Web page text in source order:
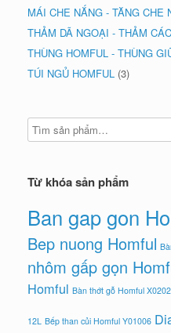
MÁI CHE NẮNG - TĂNG CHE
THẢM DÃ NGOẠI - THẢM
THÙNG HOMFUL - THÙNG
TÚI NGỦ HOMFUL (3)
Từ khóa sản phẩm
Ban gap gon
Bep nuong Homful
nhôm gấp gọn
Homful Bàn thớt gỗ Homful
12L Bếp than củi Homful Y01006